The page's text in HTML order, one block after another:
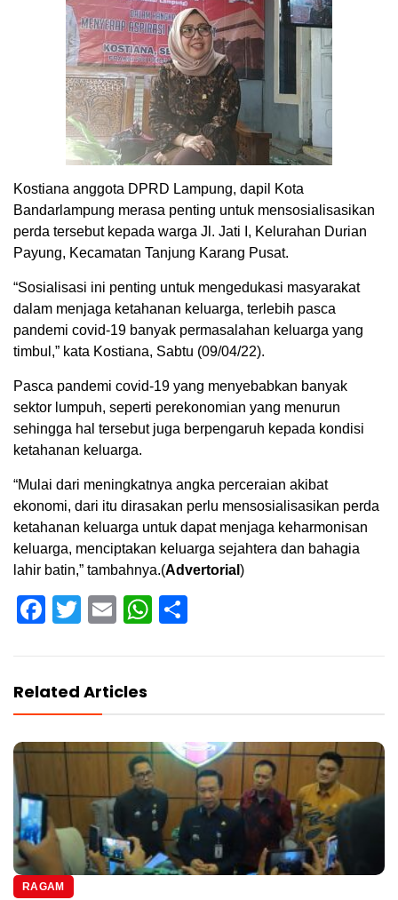
Kostiana anggota DPRD Lampung, dapil Kota
Bandarlampung merasa penting untuk mensosialisasikan
perda tersebut kepada warga Jl. Jati I, Kelurahan Durian
Payung, Kecamatan Tanjung Karang Pusat.
“Sosialisasi ini penting untuk mengedukasi masyarakat
dalam menjaga ketahanan keluarga, terlebih pasca
pandemi covid-19 banyak permasalahan keluarga yang
timbul,” kata Kostiana, Sabtu (09/04/22).
Pasca pandemi covid-19 yang menyebabkan banyak
sektor lumpuh, seperti perekonomian yang menurun
sehingga hal tersebut juga berpengaruh kepada kondisi
ketahanan keluarga.
“Mulai dari meningkatnya angka perceraian akibat
ekonomi, dari itu dirasakan perlu mensosialisasikan perda
ketahanan keluarga untuk dapat menjaga keharmonisan
keluarga, menciptakan keluarga sejahtera dan bahagia
lahir batin,” tambahnya.(Advertorial )
Facebook
Twitter
EmailWhatsApp
Related Articles
RAGAM